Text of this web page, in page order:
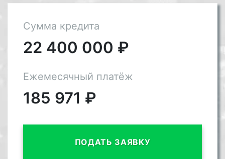
Сумма кредита
22 400 000 ₽
Ежемесячный платёж
185 971 ₽
ПОДАТЬ ЗАЯВКУ